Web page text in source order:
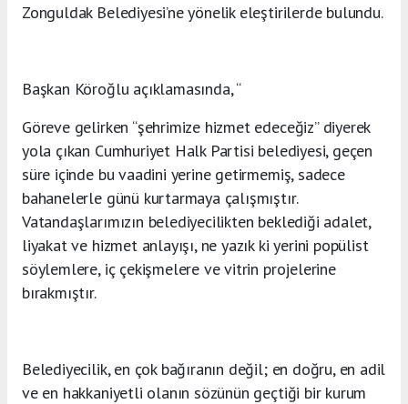
Zonguldak Belediyesi’ne yönelik eleştirilerde bulundu.
Başkan Köroğlu açıklamasında, “
Göreve gelirken “şehrimize hizmet edeceğiz” diyerek
yola çıkan Cumhuriyet Halk Partisi belediyesi, geçen
süre içinde bu vaadini yerine getirmemiş, sadece
bahanelerle günü kurtarmaya çalışmıştır.
Vatandaşlarımızın belediyecilikten beklediği adalet,
liyakat ve hizmet anlayışı, ne yazık ki yerini popülist
söylemlere, iç çekişmelere ve vitrin projelerine
bırakmıştır.
Belediyecilik, en çok bağıranın değil; en doğru, en adil
ve en hakkaniyetli olanın sözünün geçtiği bir kurum